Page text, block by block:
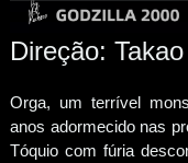
Direção:
Orga, um terrível
anos adormecido nas
Tóquio com fúria